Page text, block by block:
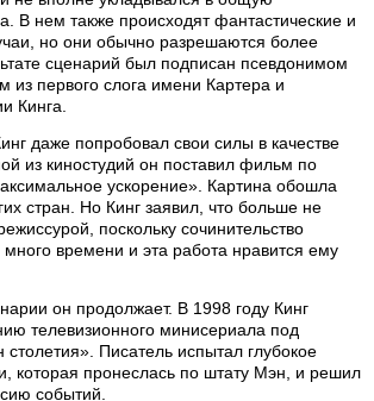
В нем также происходят фантастические и
но они обычно разрешаются более
сценарий был подписан псевдонимом
из первого слога имени Картера и
Кинга.
даже попробовал свои силы в качестве
из киностудий он поставил фильм по
ускорение». Картина обошла
стран. Но Кинг заявил, что больше не
поскольку сочинительство
времени и эта работа нравится ему
он продолжает. В 1998 году Кинг
телевизионного минисериала под
столетия». Писатель испытал глубокое
которая пронеслась по штату Мэн, и решил
событий.